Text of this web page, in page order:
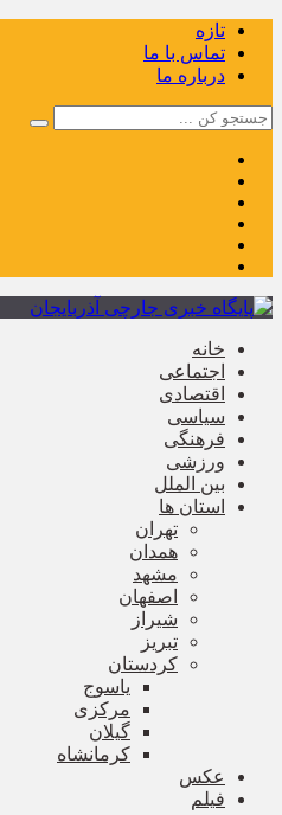
تازه
تماس با ما
درباره ما
خانه
اجتماعی
اقتصادی
سیاسی
فرهنگی
ورزشی
بین الملل
استان ها
تهران
همدان
مشهد
اصفهان
شیراز
تبریز
کردستان
یاسوج
مرکزی
گیلان
کرمانشاه
عکس
فیلم